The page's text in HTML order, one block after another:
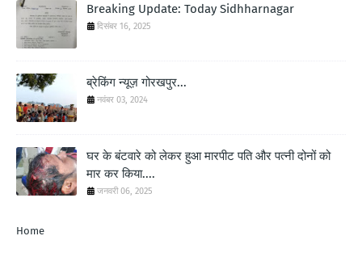
Breaking Update: Today Sidhharnagar
दिसंबर 16, 2025
ब्रेकिंग न्यूज़ गोरखपुर...
नवंबर 03, 2024
घर के बंटवारे को लेकर हुआ मारपीट पति और पत्नी दोनों को
मार कर किया....
जनवरी 06, 2025
Home